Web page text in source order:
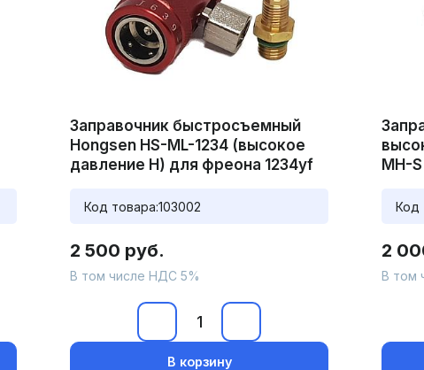
Заправочник быстросъемный
Hongsen HS-ML-1234 (высокое
давление H) для фреона 1234yf
Код товара:103002
2 500 руб.
В том числе НДС 5%
В корзину
MH-
Код
2
В том